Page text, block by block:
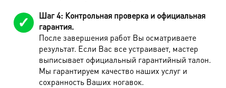
Пончо
Плащ, летнее пальто
Пальто демисезонное (до 90 см)
1020 руб.
Пальто демисезонное (от 90 см)
1150 руб.
Плащ, пальто утепл. до 90 см
Шаг 4: Контрольная проверка и официальная
гарантия.
После завершения работ Вы осматриваете
результат. Если Вас все устраивает, мастер
выписывает официальный гарантийный талон.
Мы гарантируем качество наших услуг и
сохранность Ваших ногавок.